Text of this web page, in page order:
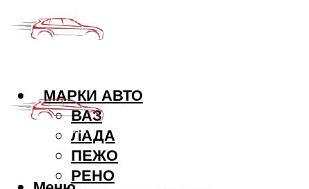
МАРКИ АВТО
ВАЗ
ЛАДА
ПЕЖО
РЕНО